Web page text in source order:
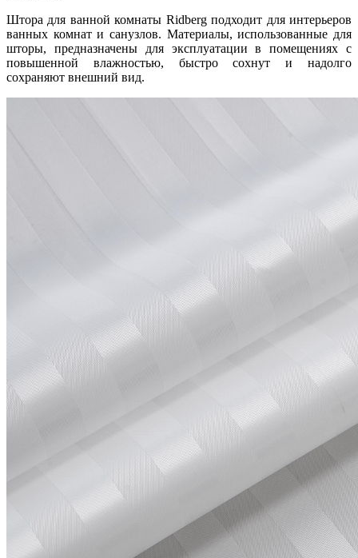
Штора для ванной комнаты Ridberg подходит для интерьеров
ванных комнат и санузлов. Материалы, использованные для
шторы, предназначены для эксплуатации в помещениях с
повышенной влажностью, быстро сохнут и надолго
сохраняют внешний вид.